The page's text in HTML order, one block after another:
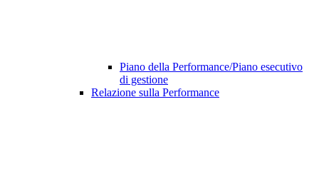
Piano della Performance/Piano esecutivo
di gestione
Relazione sulla Performance